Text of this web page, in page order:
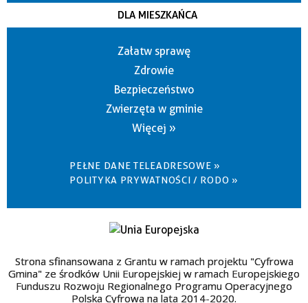
DLA MIESZKAŃCA
Załatw sprawę
Zdrowie
Bezpieczeństwo
Zwierzęta w gminie
Więcej »
PEŁNE DANE TELEADRESOWE »
POLITYKA PRYWATNOŚCI / RODO »
Strona sfinansowana z Grantu w ramach projektu "Cyfrowa
Gmina" ze środków Unii Europejskiej w ramach Europejskiego
Funduszu Rozwoju Regionalnego Programu Operacyjnego
Polska Cyfrowa na lata 2014-2020.